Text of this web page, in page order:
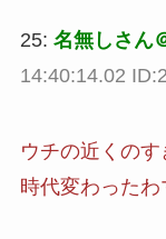
25: 名無しさん
14:40:14.02
ウチの近くのす
時代変わったわ